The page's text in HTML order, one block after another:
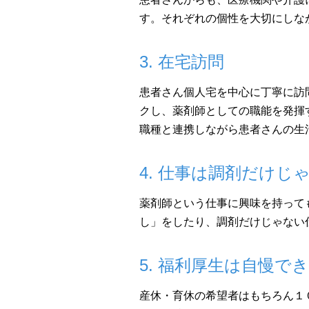
す。それぞれの個性を大切にし
3. 在宅訪問
患者さん個人宅を中心に丁寧に
クし、薬剤師としての職能を発
職種と連携しながら患者さんの生
4. 仕事は調剤だけじ
薬剤師という仕事に興味を持っ
し」をしたり、調剤だけじゃな
5. 福利厚生は自慢で
産休・育休の希望者はもちろん